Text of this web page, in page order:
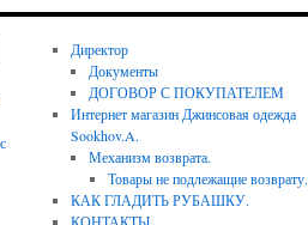
имеет
несколько
вариаций.
Опции
можно
выбрать
странице
Директор
Документы
ДОГОВОР С ПОКУПАТЕЛЕМ
Интернет магазин Джинсовая одежда
Sookhov.A.
Механизм возврата.
Товары не подлежащие возврату.
КАК ГЛАДИТЬ РУБАШКУ.
КОНТАКТЫ